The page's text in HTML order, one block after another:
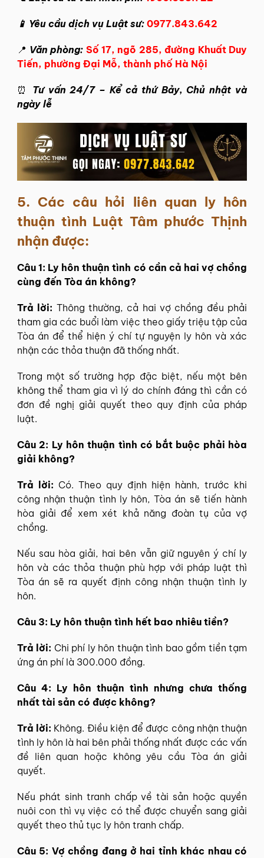
📱 Yêu cầu dịch vụ Luật sư: 0977.843.642
📍 Văn phòng: Số 17, ngõ 285, đường Khuất Duy
Tiến, phường Đại Mỗ, thành phố Hà Nội
⏰ Tư vấn 24/7 – Kể cả thứ Bảy, Chủ nhật và
ngày lễ
5. Các câu hỏi liên quan ly hôn
thuận tình Luật Tâm phước Thịnh
nhận được:
Câu 1: Ly hôn thuận tình có cần cả hai vợ chồng
cùng đến Tòa án không?
Trả lời: Thông thường, cả hai vợ chồng đều phải
tham gia các buổi làm việc theo giấy triệu tập của
Tòa án để thể hiện ý chí tự nguyện ly hôn và xác
nhận các thỏa thuận đã thống nhất.
Trong một số trường hợp đặc biệt, nếu một bên
không thể tham gia vì lý do chính đáng thì cần có
đơn đề nghị giải quyết theo quy định của pháp
luật.
Câu 2: Ly hôn thuận tình có bắt buộc phải hòa
giải không?
Trả lời: Có. Theo quy định hiện hành, trước khi
công nhận thuận tình ly hôn, Tòa án sẽ tiến hành
hòa giải để xem xét khả năng đoàn tụ của vợ
chồng.
Nếu sau hòa giải, hai bên vẫn giữ nguyên ý chí ly
hôn và các thỏa thuận phù hợp với pháp luật thì
Tòa án sẽ ra quyết định công nhận thuận tình ly
hôn.
Câu 3: Ly hôn thuận tình hết bao nhiêu tiền?
Trả lời: Chi phí ly hôn thuận tình bao gồm tiền tạm
ứng án phí là 300.000 đồng.
Câu 4: Ly hôn thuận tình nhưng chưa thống
nhất tài sản có được không?
Trả lời: Không. Điều kiện để được công nhận thuận
tình ly hôn là hai bên phải thống nhất được các vấn
đề liên quan hoặc không yêu cầu Tòa án giải
quyết.
Nếu phát sinh tranh chấp về tài sản hoặc quyền
nuôi con thì vụ việc có thể được chuyển sang giải
quyết theo thủ tục ly hôn tranh chấp.
Câu 5: Vợ chồng đang ở hai tỉnh khác nhau có